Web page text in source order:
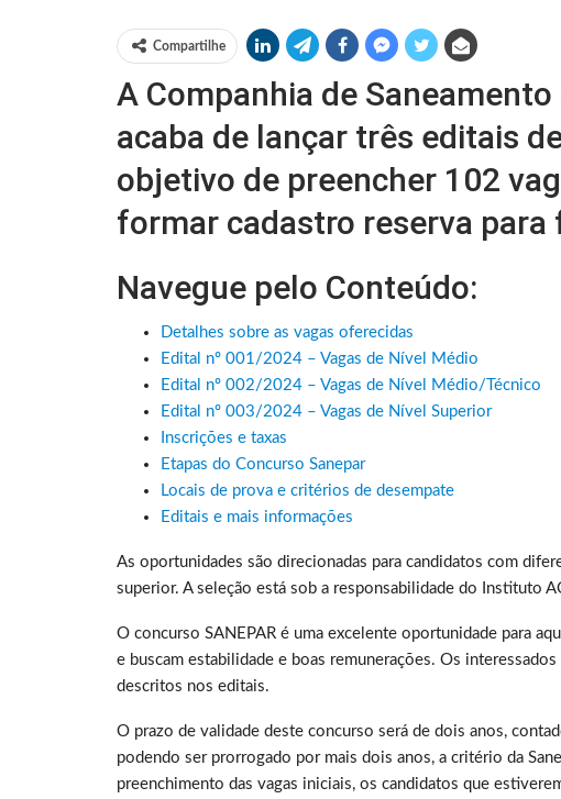
Compartilhe
A Companhia de
acaba de lançar três editais
objetivo de preencher 102
formar cadastro reserva
Navegue pelo Conteúdo:
Detalhes sobre as vagas oferecidas
Edital nº 001/2024 – Vagas de Nível Médio
Edital nº 002/2024 – Vagas de Nível Médio/Técnico
Edital nº 003/2024 – Vagas de Nível Superior
Inscrições e taxas
Etapas do Concurso Sanepar
Locais de prova e critérios de desempate
Editais e mais informações
As oportunidades são direcionadas para candidatos com
superior. A seleção está sob a responsabilidade do Instituto
O concurso SANEPAR é uma excelente oportunidade para
e buscam estabilidade e boas remunerações. Os
descritos nos editais.
O prazo de validade deste concurso será de dois anos,
podendo ser prorrogado por mais dois anos, a critério da
preenchimento das vagas iniciais, os candidatos que